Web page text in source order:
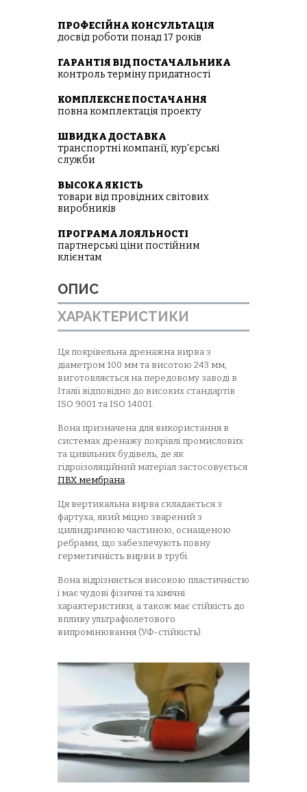
ПРОФЕСІЙНА КОНСУЛЬТАЦІЯ
досвід роботи понад 17 років
ГАРАНТІЯ ВІД ПОСТАЧАЛЬНИКА
контроль терміну придатності
КОМПЛЕКСНЕ ПОСТАЧАННЯ
повна комплектація проекту
ШВИДКА ДОСТАВКА
транспортні компанії, кур'єрські
служби
ВЫСОКА ЯКІСТЬ
товари від провідних світових
виробників
ПРОГРАМА ЛОЯЛЬНОСТІ
партнерські ціни постійним
клієнтам
ОПИС
ХАРАКТЕРИСТИКИ
Ця покрівельна дренажна вирва з
діаметром 100 мм та висотою 243 мм,
виготовляється на передовому заводі в
Італії відповідно до високих стандартів
ISO 9001 та ISO 14001.
Вона призначена для використання в
системах дренажу покрівлі промислових
та цивільних будівель, де як
гідроізоляційний матеріал застосовується
ПВХ мембрана.
Ця вертикальна вирва складається з
фартуха, який міцно зварений з
циліндричною частиною, оснащеною
ребрами, що забезпечують повну
герметичність вирви в трубі.
Вона відрізняється високою пластичністю
і має чудові фізичні та хімічні
характеристики, а також має стійкість до
впливу ультрафіолетового
випромінювання (УФ-стійкість).